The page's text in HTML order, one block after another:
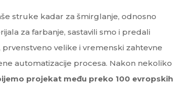
struke kadar za šmirglanje, odnosno
za farbanje, sastavili smo i predali
velike i vremenski zahtevne
automatizacije procesa. Nakon nekoliko
projekat među preko 100 evropskih